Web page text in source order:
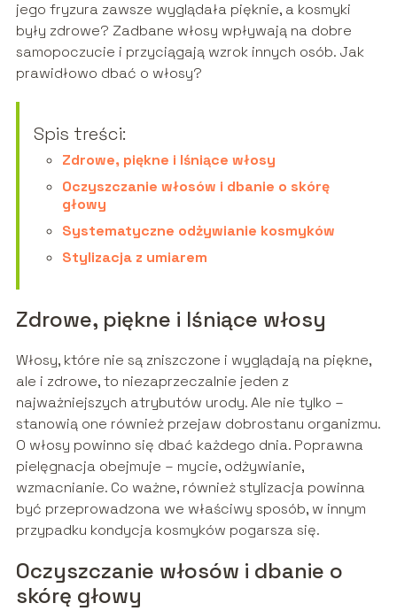
jego fryzura zawsze wyglądała pięknie, a kosmyki
były zdrowe? Zadbane włosy wpływają na dobre
samopoczucie i przyciągają wzrok innych osób. Jak
prawidłowo dbać o włosy?
Spis treści:
Zdrowe, piękne i lśniące włosy
Oczyszczanie włosów i dbanie o skórę
głowy
Systematyczne odżywianie kosmyków
Stylizacja z umiarem
Zdrowe, piękne i lśniące włosy
Włosy, które nie są zniszczone i wyglądają na piękne,
ale i zdrowe, to niezaprzeczalnie jeden z
najważniejszych atrybutów urody. Ale nie tylko –
stanowią one również przejaw dobrostanu organizmu.
O włosy powinno się dbać każdego dnia. Poprawna
pielęgnacja obejmuje – mycie, odżywianie,
wzmacnianie. Co ważne, również stylizacja powinna
być przeprowadzona we właściwy sposób, w innym
przypadku kondycja kosmyków pogarsza się.
Oczyszczanie włosów i dbanie o
skórę głowy